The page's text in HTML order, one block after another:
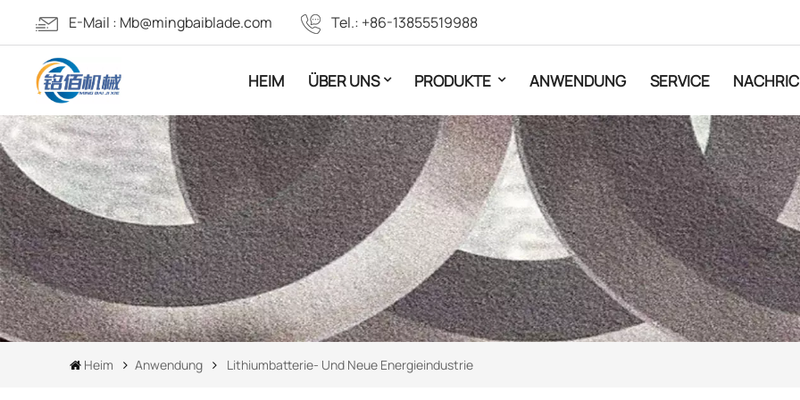
E-Mail : Mb@mingbaiblade.com Tel.: +86-13855519988
HEIM ÜBER UNS PRODUKTE ANWENDUNG SERVICE
Heim Anwendung Lithiumbatterie- Und Neue Energieindustrie